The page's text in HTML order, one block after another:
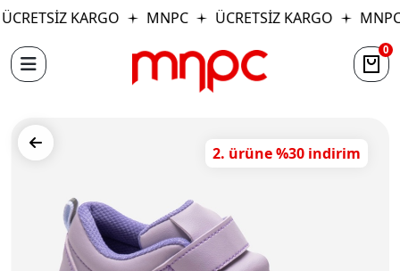
KARGO MNPC ÜCRETSİZ KARGO MNPC
0
2. ürüne %30 indirim